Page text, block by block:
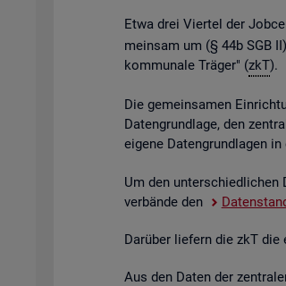
Etwa drei Vier­tel der
mein­sam um (§ 44b SGB
kom­mu­na­le Trä­ger" (zkT).
Die ge­mein­sa­men
Da­ten­grund­la­ge, den
ei­ge­ne Da­ten­grund­la­gen
Um den
ver­bän­de den
Dar­über lie­fern die zkT
Aus den Daten der